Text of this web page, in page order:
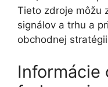
Tieto zdroje môžu
signálov a trhu a
obchodnej
Informácie